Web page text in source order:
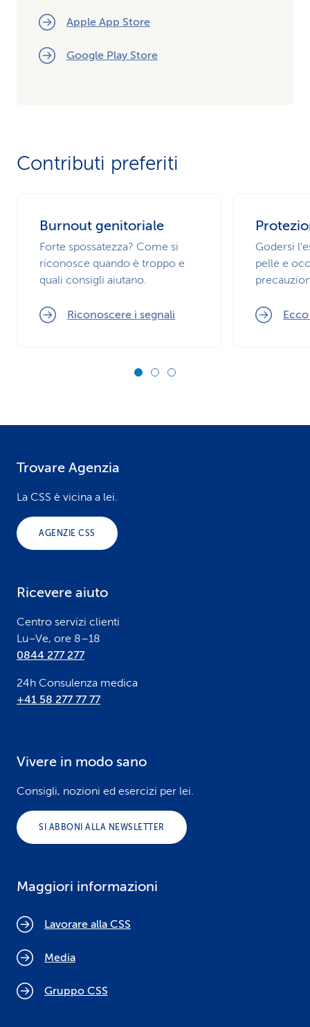
Apple App Store
Google Play Store
Contributi preferiti
Burnout genitoriale
Forte spossatezza? Come si
riconosce quando è troppo e
quali consigli aiutano.
Riconoscere i segnali
Godersi
pelle e
Trovare Agenzia
La CSS è vicina a lei.
AGENZIE CSS
Ricevere aiuto
Centro servizi clienti
Lu–Ve, ore 8–18
0844 277 277
24h Consulenza medica
+41 58 277 77 77
Vivere in modo sano
Consigli, nozioni ed esercizi per lei.
SI ABBONI ALLA NEWSLETTER
Maggiori informazioni
Lavorare alla CSS
Media
Gruppo CSS